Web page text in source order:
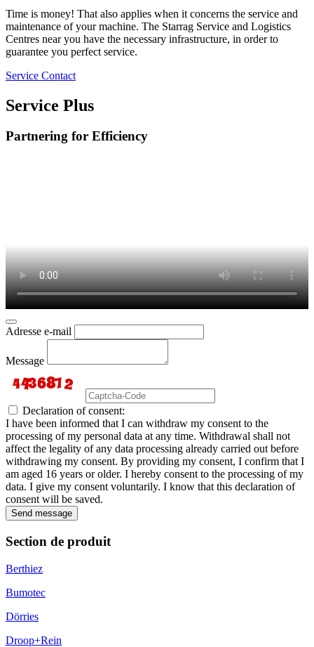
Time is money! That also applies when it concerns the service and
maintenance of your machine. The Starrag Service and Logistics
Centres near you have the necessary infrastructure, in order to
guarantee you perfect service.
Service Contact
Service Plus
Partnering for Efficiency
Adresse e-mail
Message
Declaration of consent:
I have been informed that I can withdraw my consent to the
processing of my personal data at any time. Withdrawal shall not
affect the legality of any data processing already carried out before
withdrawing my consent. By providing my consent, I confirm that I
am aged 16 years or older. I hereby consent to the processing of my
data. I give my consent voluntarily. I know that this declaration of
consent will be saved.
Send message
Section de produit
Berthiez
Bumotec
Dörries
Droop+Rein